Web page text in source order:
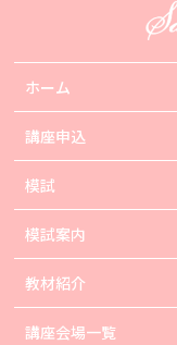
ホーム
講座申込
模試
模試案内
教材紹介
講座会場一覧